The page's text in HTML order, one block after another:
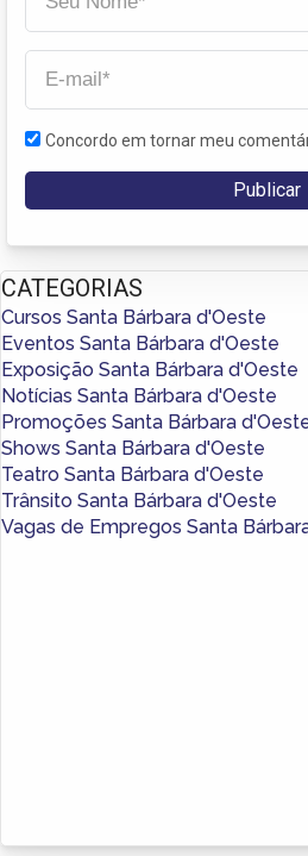
Concordo em tornar meu
CATEGORIAS
Cursos Santa Bárbara d'Oeste
Eventos Santa Bárbara d'Oeste
Exposição Santa Bárbara d'Oeste
Notícias Santa Bárbara d'Oeste
Promoções Santa Bárbara
Shows Santa Bárbara d'Oeste
Teatro Santa Bárbara d'Oeste
Trânsito Santa Bárbara d'Oeste
Vagas de Empregos Santa